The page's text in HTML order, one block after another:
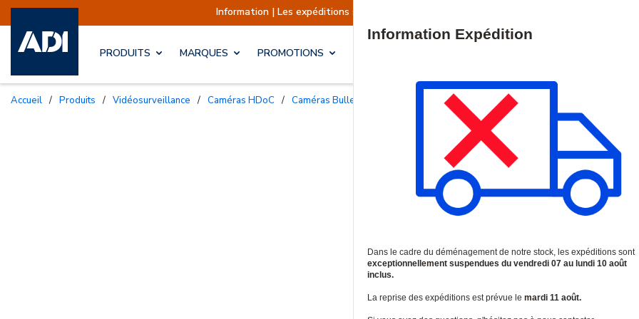
Information | Les expéditions sont actuellement suspendues Reprise prévue le
PRODUITS MARQUES PROMOTIONS
Accueil / Produits / Vidéosurveillance / Caméras HDoC / Caméras Bullet